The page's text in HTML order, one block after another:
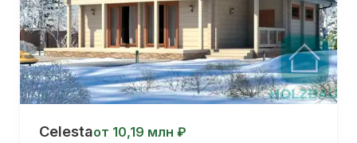
Celesta
Celestaот 10,19 млн ₽